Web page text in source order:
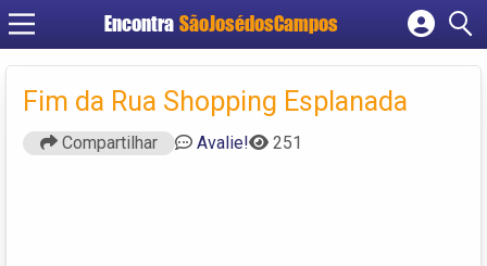
Encontra SãoJosédosCampos
Cadastrar empresa
Criar conta
Fim da Rua Shopping Esplanada
Compartilhar Avalie! 251